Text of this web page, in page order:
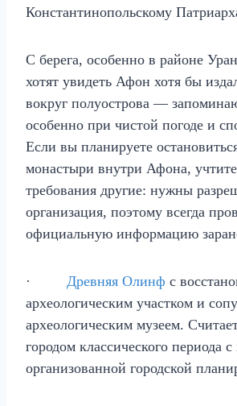
Константинопольскому
С берега, особенно в районе
хотят увидеть Афон хотя бы
вокруг полуострова —
особенно при чистой погоде и
Если вы планируете
монастыри внутри Афона,
требования другие: нужны
организация, поэтому всегда
официальную информацию
· Древняя Олинф с
археологическим участком и
археологическим музеем.
городом классического периода
организованной городской